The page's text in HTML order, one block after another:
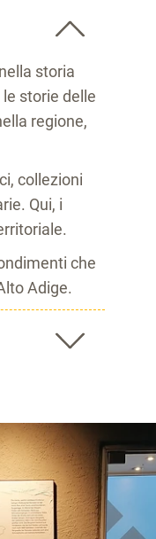
storia
storie delle
regione,
collezioni
Qui, i
che
Adige.